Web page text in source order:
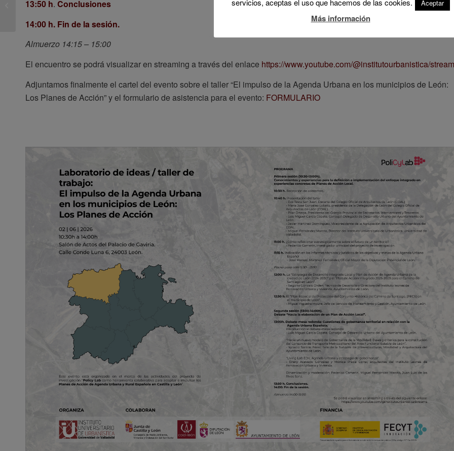
13:50 h. Conclusiones
14:00 h. Fin de la sesión.
Almuerzo 14:15 – 15:00
El encuentro se podrá visualizar en streaming a través del enlace https://www.youtube.com/@institutourbanistica/
Adjuntamos finalmente el cartel del evento sobre el taller “El impulso de la Agenda Urbana en los municipios de León:
Los Planes de Acción” y el formulario de asistencia para el evento: FORMULARIO
Vulnerables 2021 a
cargo de
Aceptar
Más información